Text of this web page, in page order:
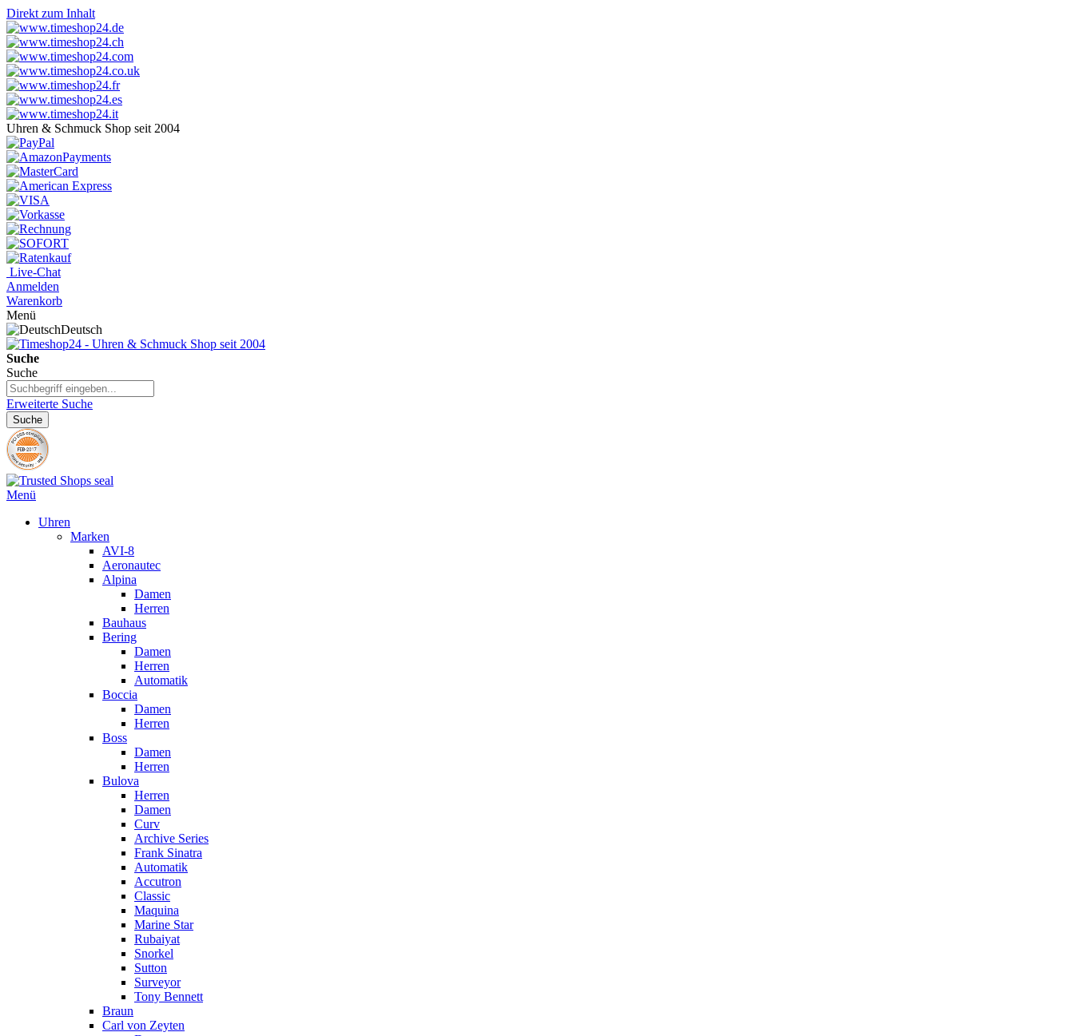
Direkt zum Inhalt
Uhren & Schmuck Shop seit 2004
Live-Chat
Anmelden
Warenkorb
Menü
Deutsch
Suche
Suche
Erweiterte Suche
Suche
Menü
Uhren
Marken
AVI-8
Aeronautec
Alpina
Damen
Herren
Bauhaus
Bering
Damen
Herren
Automatik
Boccia
Damen
Herren
Boss
Damen
Herren
Bulova
Herren
Damen
Curv
Archive Series
Frank Sinatra
Automatik
Accutron
Classic
Maquina
Marine Star
Rubaiyat
Snorkel
Sutton
Surveyor
Tony Bennett
Braun
Carl von Zeyten